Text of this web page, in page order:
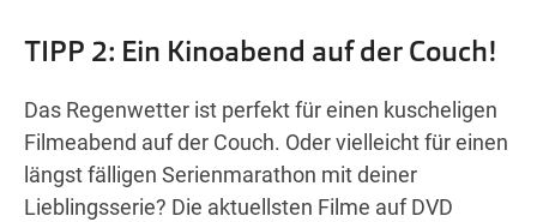
TIPP 2: Ein Kinoabend auf der Couch!
Das Regenwetter ist perfekt für einen kuscheligen
Filmeabend auf der Couch. Oder vielleicht für einen
längst fälligen Serienmarathon mit deiner
Lieblingsserie? Die aktuellsten Filme auf DVD